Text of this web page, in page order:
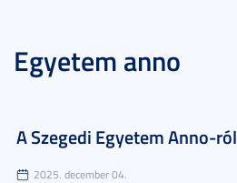
Egyetem anno
A Szegedi Egyetem Anno-ról
2025. december 04.